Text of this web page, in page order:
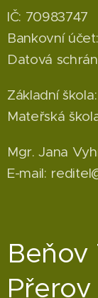
IČ: 70983747
Bankovní
Datová
Základní
Mateřská
Mgr. Jana
E-mail:
Přerov